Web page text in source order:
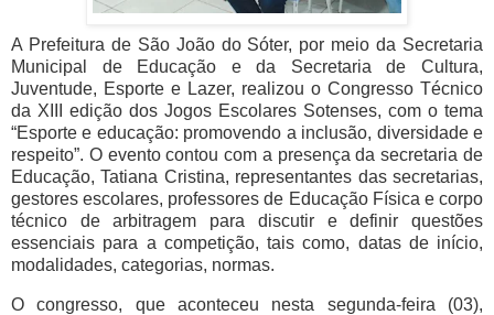
A Prefeitura de São João do Sóter, por meio da Secretaria
Municipal de Educação e da Secretaria de Cultura,
Juventude, Esporte e Lazer, realizou o Congresso Técnico
da XIII edição dos Jogos Escolares Sotenses, com o tema
“Esporte e educação: promovendo a inclusão, diversidade e
respeito”. O evento contou com a presença da secretaria de
Educação, Tatiana Cristina, representantes das secretarias,
gestores escolares, professores de Educação Física e corpo
técnico de arbitragem para discutir e definir questões
essenciais para a competição, tais como, datas de início,
modalidades, categorias, normas.
O congresso, que aconteceu nesta segunda-feira (03),